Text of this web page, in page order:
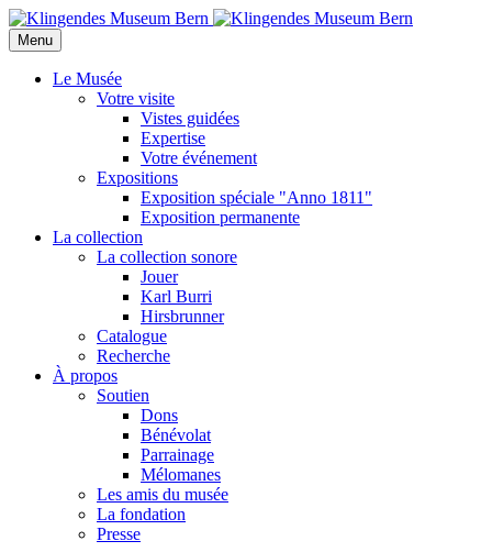
Menu
Le Musée
Votre visite
Vistes guidées
Expertise
Votre événement
Expositions
Exposition spéciale "Anno 1811"
Exposition permanente
La collection
La collection sonore
Jouer
Karl Burri
Hirsbrunner
Catalogue
Recherche
À propos
Soutien
Dons
Bénévolat
Parrainage
Mélomanes
Les amis du musée
La fondation
Presse